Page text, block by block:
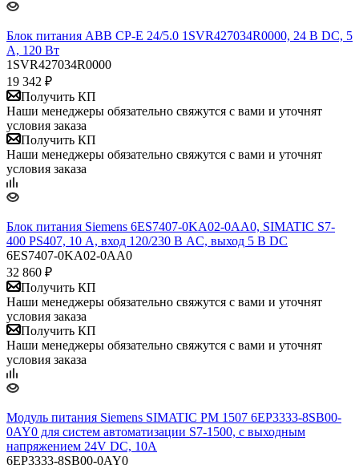
Блок питания ABB CP-E 24/5.0 1SVR427034R0000, 24 В DC, 5
А, 120 Вт
1SVR427034R0000
19 342 ₽
Получить КП
Наши менеджеры обязательно свяжутся с вами и уточнят
условия заказа
Получить КП
Наши менеджеры обязательно свяжутся с вами и уточнят
условия заказа
Блок питания Siemens 6ES7407-0KA02-0AA0, SIMATIC S7-
400 PS407, 10 А, вход 120/230 В AC, выход 5 В DC
6ES7407-0KA02-0AA0
32 860 ₽
Получить КП
Наши менеджеры обязательно свяжутся с вами и уточнят
условия заказа
Получить КП
Наши менеджеры обязательно свяжутся с вами и уточнят
условия заказа
Модуль питания Siemens SIMATIC PM 1507 6EP3333-8SB00-
0AY0 для систем автоматизации S7-1500, с выходным
напряжением 24V DC, 10A
6EP3333-8SB00-0AY0